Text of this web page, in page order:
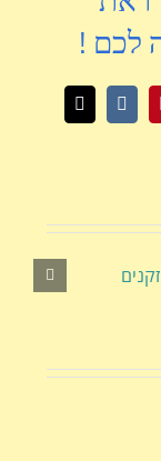
לכם !
Vk
כתובת
דואר